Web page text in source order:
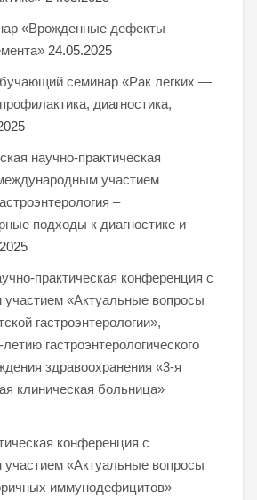
«Врожденные дефекты
24.05.2025
семинар «Рак легких —
диагностика,
научно-практическая
участием
–
подходы к диагностике и
практическая конференция с
«Актуальные вопросы
гастроэнтерологии»,
гастроэнтерологического
здравоохранения «3-я
клиническая больница»
конференция с
«Актуальные вопросы
иммунодефицитов»